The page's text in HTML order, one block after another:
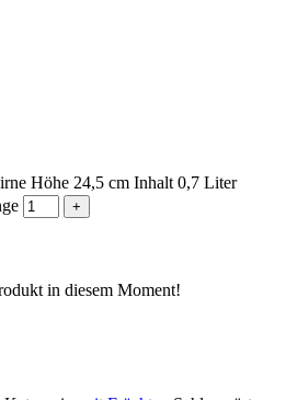
Höhe 24,5 cm Inhalt 0,7 Liter
in diesem Moment!